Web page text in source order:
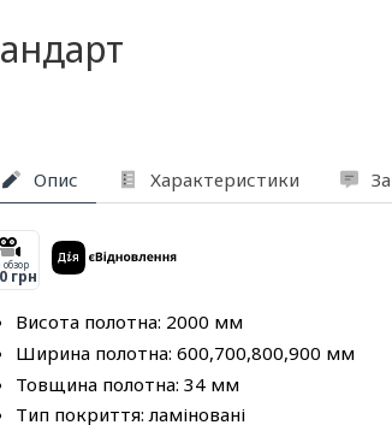
Опис Характеристики
обзор
грн
Висота полотна: 2000 мм
Ширина полотна: 600,700,800,900 мм
Товщина полотна: 34 мм
Тип покриття: ламіновані